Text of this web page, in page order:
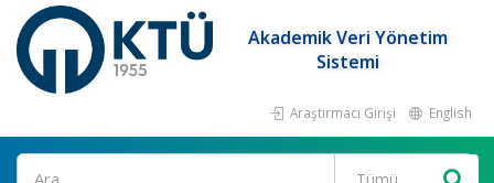
Akademik Veri Yönetim
Sistemi
Araştırmacı Girişi English
Ara